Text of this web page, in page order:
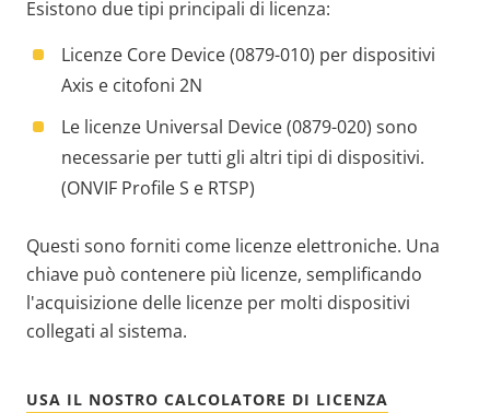
Esistono due tipi principali di licenza:
Licenze Core Device (0879-010) per dispositivi
Axis e citofoni 2N
Le licenze Universal Device (0879-020) sono
necessarie per tutti gli altri tipi di dispositivi.
(ONVIF Profile S e RTSP)
Questi sono forniti come licenze elettroniche. Una
chiave può contenere più licenze, semplificando
l'acquisizione delle licenze per molti dispositivi
collegati al sistema.
USA IL NOSTRO CALCOLATORE DI LICENZA